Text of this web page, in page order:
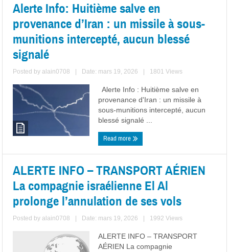
Alerte Info: Huitième salve en
provenance d’Iran : un missile à sous-
munitions intercepté, aucun blessé
signalé
Posted byalain0708 Date: mars 19, 2026 1801 Views
Alerte Info : Huitième salve en
provenance d'Iran : un missile à
sous-munitions intercepté, aucun
blessé signalé ...
Read more
ALERTE INFO – TRANSPORT AÉRIEN
La compagnie israélienne El Al
prolonge l’annulation de ses vols
Posted byalain0708 Date: mars 19, 2026 1992 Views
ALERTE INFO – TRANSPORT
AÉRIEN La compagnie